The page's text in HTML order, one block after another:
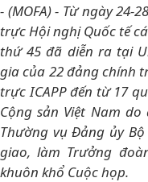
- (MOFA) - Từ ngày 24-
trực Hội nghị Quốc tế
thứ 45 đã diễn ra tại
gia của 22 đảng chính
trực ICAPP đến từ 17
Cộng sản Việt Nam
Thường vụ Đảng ủy
giao, làm Trưởng
khuôn khổ Cuộc họp.